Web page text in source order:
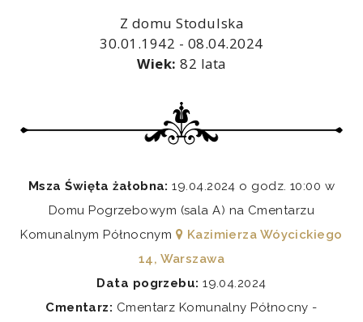
Z domu Stodulska
30.01.1942 - 08.04.2024
Wiek: 82 lata
Msza Święta żałobna: 19.04.2024 o godz. 10:00 w
Domu Pogrzebowym (sala A) na Cmentarzu
Komunalnym Północnym
Kazimierza Wóycickiego
14, Warszawa
Data pogrzebu: 19.04.2024
Cmentarz: Cmentarz Komunalny Północny -